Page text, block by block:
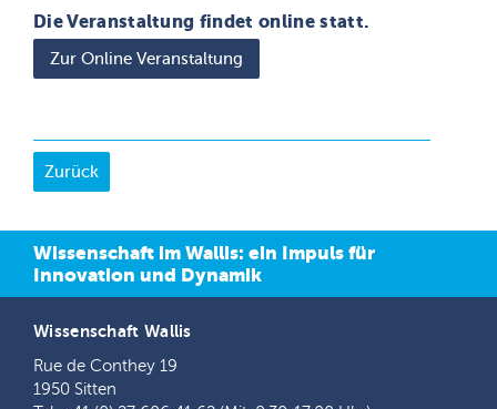
Die Veranstaltung findet online statt.
Zur Online Veranstaltung
Wissenschaft im Wallis: ein Impuls für
Innovation und Dynamik
Wissenschaft Wallis
Rue de Conthey 19
1950 Sitten